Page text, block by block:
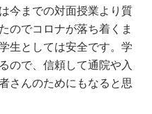
今までの対面授業より質
のでコロナが落ち着くま
生としては安全です。学
ので、信頼して通院や入
さんのためにもなると思